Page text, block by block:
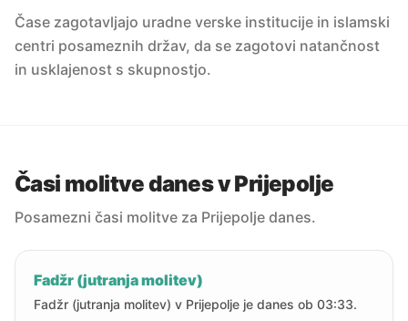
Čase zagotavljajo uradne verske institucije in islamski
centri posameznih držav, da se zagotovi natančnost
in usklajenost s skupnostjo.
Časi molitve danes v Prijepolje
Posamezni časi molitve za Prijepolje danes.
Fadžr (jutranja molitev)
Fadžr (jutranja molitev) v Prijepolje je danes ob 03:33.